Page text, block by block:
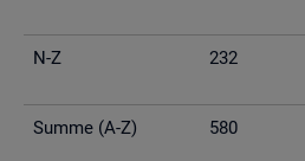
N-Z 232
Summe (A-Z) 580